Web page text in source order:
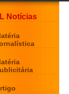
Notícias